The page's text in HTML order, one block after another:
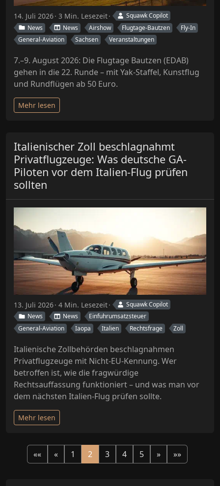
14. Juli 2026 3 Min. Lesezeit
Squawk Copilot
News
News Airshow Flugtage-Bautzen
Fly-In
General-Aviation
Sachsen Veranstaltungen
7.–9. August 2026: Die Flugtage Bautzen (EDAB)
gehen in die 22. Runde – mit Yak-Staffel, Kunstflug
und Rundflügen ab 50 Euro.
Mehr lesen
Italienischer Zoll beschlagnahmt
Privatflugzeuge: Was deutsche GA-
Piloten vor dem Italien-Flug prüfen
sollten
13. Juli 2026 4 Min. Lesezeit
Squawk Copilot
News
News
Einfuhrumsatzsteuer
General-Aviation
Iaopa Italien Rechtsfrage Zoll
Italienische Zollbehörden beschlagnahmen
Privatflugzeuge mit Nicht-EU-Kennung. Wer
betroffen ist, wie die fragwürdige
Rechtsauffassung funktioniert – und was man vor
dem nächsten Italien-Flug prüfen sollte.
Mehr lesen
«« « 1 2 3 4 5 » »»